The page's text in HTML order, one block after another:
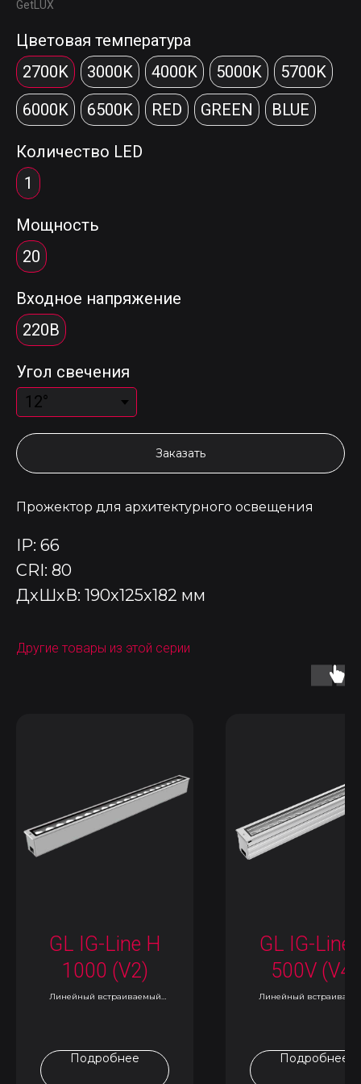
GetLUX
Цветовая температура
2700K
3000K 4000K 5000K
5700K
6000K
6500K RED GREEN BLUE
Количество LED
1
Мощность
20
Входное напряжение
220В
Угол свечения
Заказать
Прожектор для архитектурного освещения
IP: 66
CRI: 80
ДxШxВ: 190x125x182 мм
Другие товары из этой серии
GL IG-Line H
1000 (V2)
Линейный встраиваемый
Подробнее
GL IG-Line
500V (V4)
Линейный
Подробнее